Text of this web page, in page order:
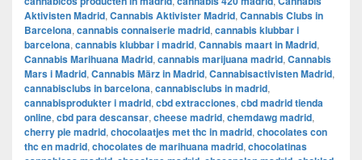
Aktivisten Madrid, Cannabis Aktivister Madrid, Cannabis Clubs in
Barcelona, cannabis connaiserie madrid, cannabis klubbar i
barcelona, cannabis klubbar i madrid, Cannabis maart in Madrid,
Cannabis Marihuana Madrid, cannabis marijuana madrid, Cannabis
Mars i Madrid, Cannabis März in Madrid, Cannabisactivisten Madrid,
cannabisclubs in barcelona, cannabisclubs in madrid,
cannabisprodukter i madrid, cbd extracciones, cbd madrid tienda
online, cbd para descansar, cheese madrid, chemdawg madrid,
cherry pie madrid, chocolaatjes met thc in madrid, chocolates con
thc en madrid, chocolates de marihuana madrid, chocolatinas